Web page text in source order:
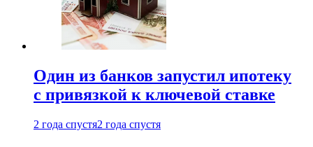
Один из банков запустил ипотеку
с привязкой к ключевой ставке
2 года спустя2 года спустя